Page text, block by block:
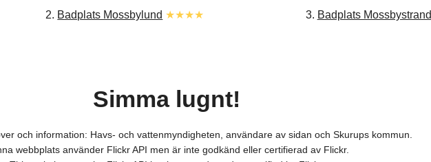
2. Badplats Mossbylund ★★★★ 3. Badplats Mossbystrand
Simma lugnt!
och information: Havs- och vattenmyndigheten, användare av sidan och Skurups kommun.
webbplats använder Flickr API men är inte godkänd eller certifierad av Flickr.